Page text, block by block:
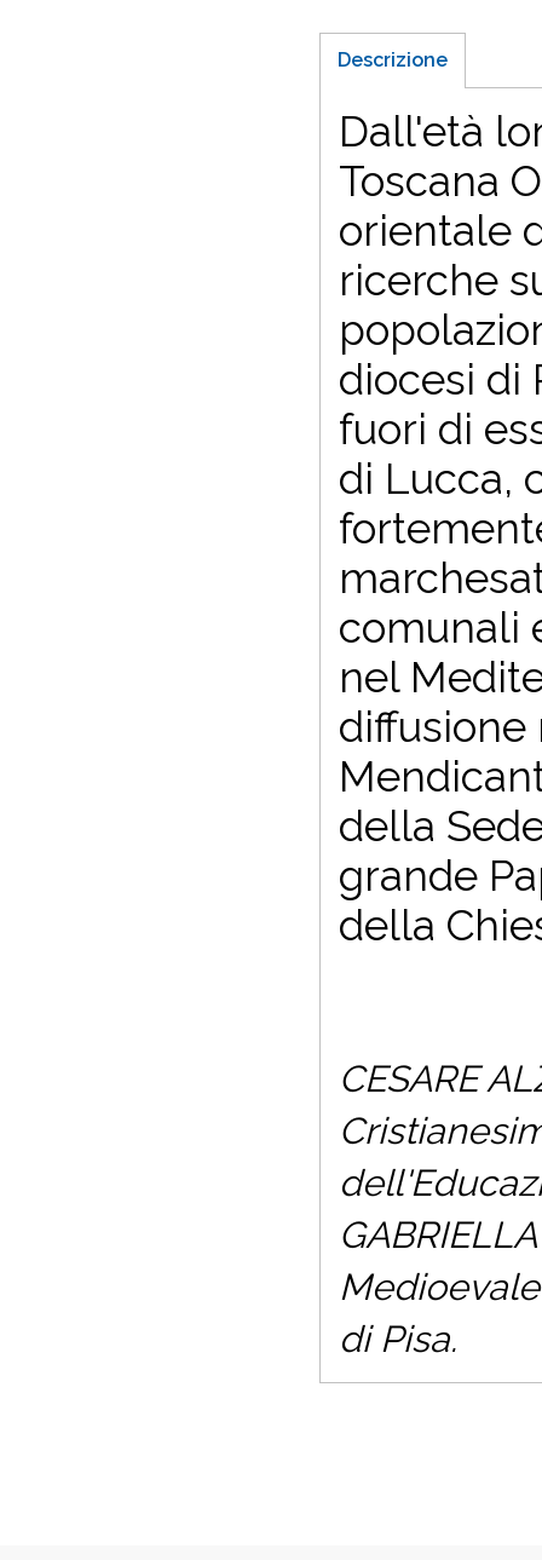
Descrizione
Dall'età
Toscana
orientale
ricerche
diocesi di
fuori di
di Lucca,
comunali
nel
diffusione
della
grande
della
CESARE
di Pisa.